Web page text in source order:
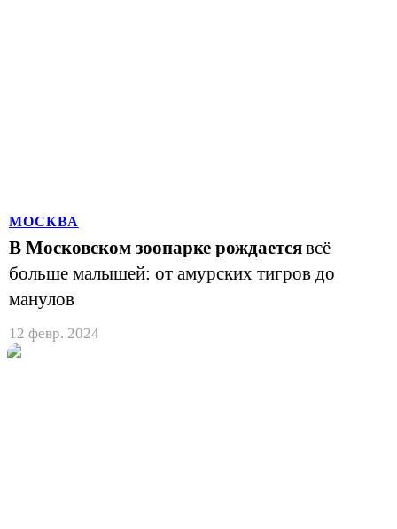
МОСКВА
В Московском зоопарке рождаетсявсё
больше малышей: от амурских тигров до
манулов
12 февр. 2024